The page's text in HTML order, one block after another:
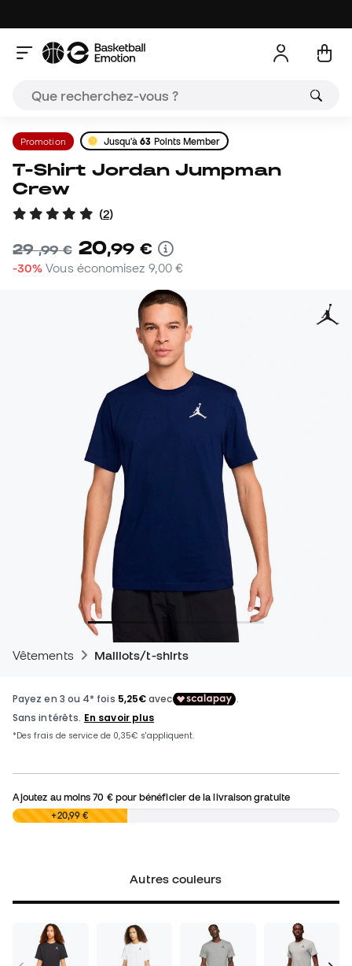
Promotion Jusqu'à63 Points Member
T-Shirt Jordan Jumpman
Crew
(2)
29,99 € 20,99 €
-30% Vous économisez 9,00 €
Vêtements Maillots/t-shirts
Ajoutez au moins70 €pour bénéficier de la livraison gratuite
0,00 € +20,99 €
Autres couleurs